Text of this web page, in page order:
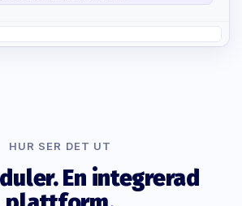
HUR SER DET UT
En integrerad